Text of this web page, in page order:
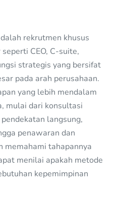
rekrutmen khusus
CEO, C-suite,
strategis yang bersifat
pada arah perusahaan.
yang lebih mendalam
mulai dari konsultasi
langsung,
penawaran dan
memahami tahapannya
menilai apakah metode
kepemimpinan